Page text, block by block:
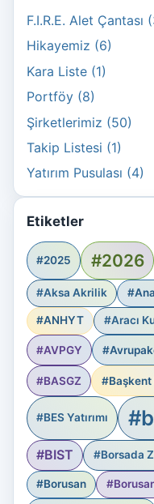
F.I.R.E. Alet Çantası
Hikayemiz (6)
Kara Liste (1)
Portföy (8)
Şirketlerimiz (50)
Takip Listesi (1)
Yatırım Pusulası (4)
Etiketler
#2025 #2026
#Aksa Akrilik
#ANHYT #Aracı
#AVPGY
#BASGZ
#BES Yatırımı
#BIST #Borsada
#Borusan